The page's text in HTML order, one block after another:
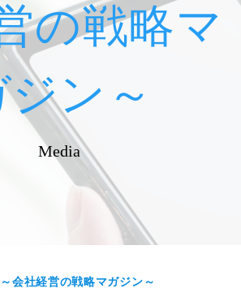
の戦略マ
ジン～
Media
会社経営の戦略マガジン～